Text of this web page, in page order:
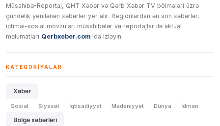
Müsahibə-Reportaj, QHT Xəbər və Qərb Xəbər TV bölmələri üzrə
gündəlik yenilənən xəbərlər yer alır. Regionlardan ən son xəbərlər,
ictimai-sosial mövzular, müsahibələr və reportajlar ilə aktual
məlumatları Qerbxeber.com-da izləyin.
KATEQORIYALAR
Xəbər
Sosial Siyasət İqtisadiyyat Mədəniyyət Dünya İdman
Bölgə xəbərləri